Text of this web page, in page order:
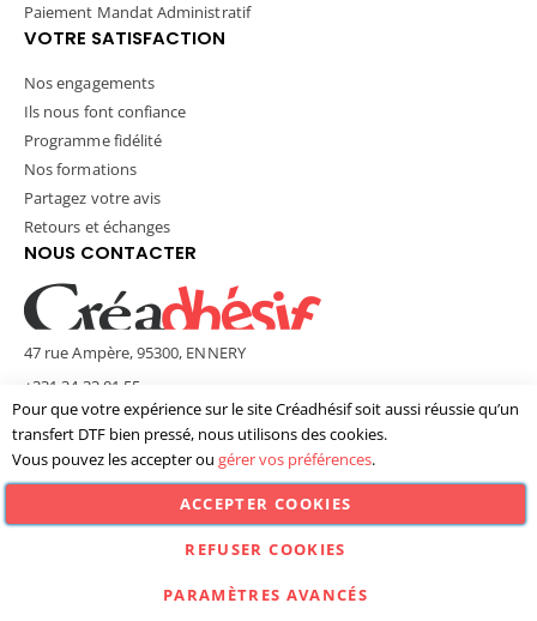
Paiement Mandat Administratif
VOTRE SATISFACTION
Nos engagements
Ils nous font confiance
Programme fidélité
Nos formations
Partagez votre avis
Retours et échanges
NOUS CONTACTER
47 rue Ampère, 95300, ENNERY
+331 34 33 01 55
contact@creadhesif.com
Lun - Ven / 9h30 - 12h00 & 14h00 - 17h00
© Créadhésif 2025. Tous Droits Réservés.
Pour que votre expérience sur le site Créadhésif soit aussi réussie qu’un
transfert DTF bien pressé, nous utilisons des cookies.
Vous pouvez les accepter ou gérer vos préférences.
ACCEPTER COOKIES
PARAMÈTRES AVANCÉS
REFUSER COOKIES